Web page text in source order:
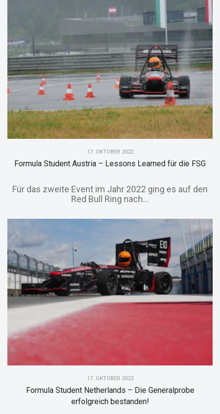
17. OKTOBER 2022
Formula Student Austria – Lessons Learned für die FSG
Für das zweite Event im Jahr 2022 ging es auf den
Red Bull Ring nach...
17. OKTOBER 2022
Formula Student Netherlands – Die Generalprobe
erfolgreich bestanden!